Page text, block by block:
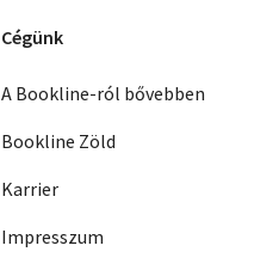
Cégünk
A Bookline-ról bővebben
Bookline Zöld
Karrier
Impresszum